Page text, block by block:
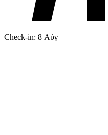
Check-in: 8 Αύγ